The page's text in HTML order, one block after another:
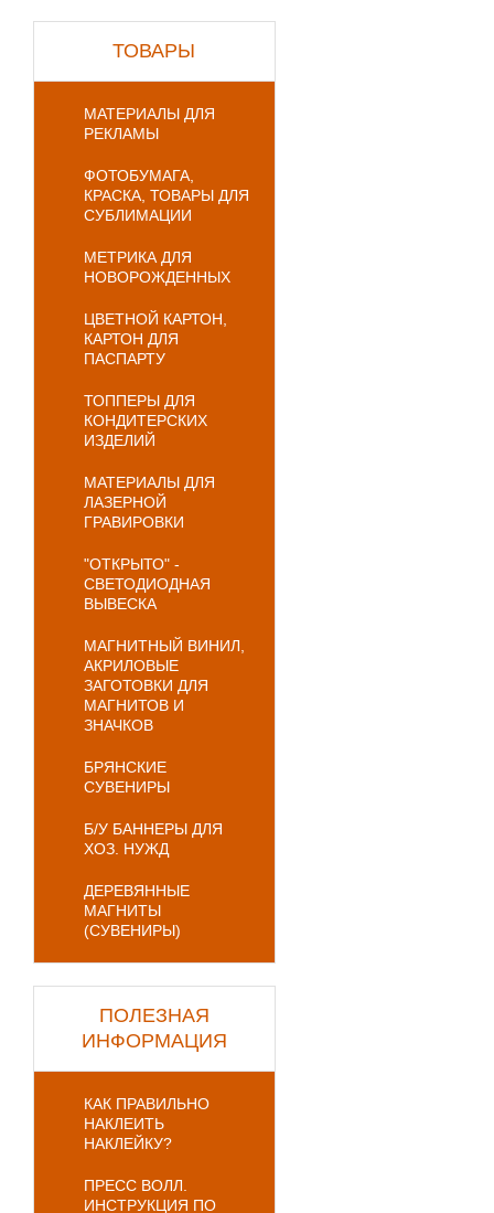
ТОВАРЫ
МАТЕРИАЛЫ ДЛЯ
РЕКЛАМЫ
ФОТОБУМАГА,
КРАСКА, ТОВАРЫ ДЛЯ
СУБЛИМАЦИИ
МЕТРИКА ДЛЯ
НОВОРОЖДЕННЫХ
ЦВЕТНОЙ КАРТОН,
КАРТОН ДЛЯ
ПАСПАРТУ
ТОППЕРЫ ДЛЯ
КОНДИТЕРСКИХ
ИЗДЕЛИЙ
МАТЕРИАЛЫ ДЛЯ
ЛАЗЕРНОЙ
ГРАВИРОВКИ
"ОТКРЫТО" -
СВЕТОДИОДНАЯ
ВЫВЕСКА
МАГНИТНЫЙ ВИНИЛ,
АКРИЛОВЫЕ
ЗАГОТОВКИ ДЛЯ
МАГНИТОВ И
ЗНАЧКОВ
БРЯНСКИЕ
СУВЕНИРЫ
Б/У БАННЕРЫ ДЛЯ
ХОЗ. НУЖД
ДЕРЕВЯННЫЕ
МАГНИТЫ
(СУВЕНИРЫ)
ПОЛЕЗНАЯ
ИНФОРМАЦИЯ
КАК ПРАВИЛЬНО
НАКЛЕИТЬ
НАКЛЕЙКУ?
ПРЕСС ВОЛЛ.
ИНСТРУКЦИЯ ПО